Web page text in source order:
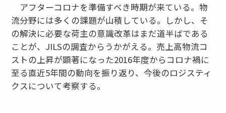
アフターコロナを準備すべき時期が来ている。物
流分野には多くの課題が山積している。しかし、そ
の解決に必要な荷主の意識改革はまだ道半ばである
ことが、JILSの調査からうかがえる。売上高物流コ
ストの上昇が顕著になった2016年度からコロナ禍に
至る直近5年間の動向を振り返り、今後のロジスティ
クスについて考察する。